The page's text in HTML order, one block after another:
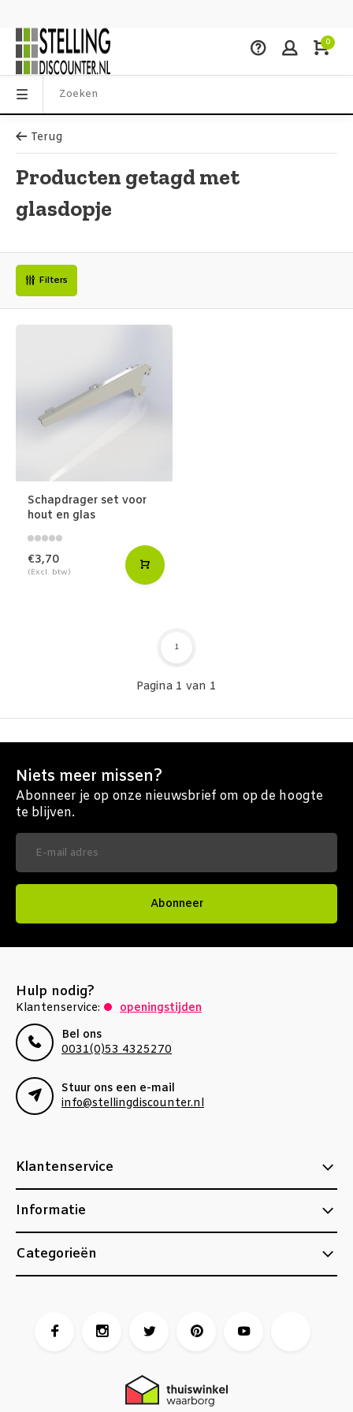
0
Terug
Producten getagd met
glasdopje
Filters
Schapdrager set voor
hout en glas
€3,70
(Excl. btw)
Pagina 1 van 1
1
Niets meer missen?
Abonneer je op onze nieuwsbrief om op de hoogte
te blijven.
Abonneer
Hulp nodig?
Klantenservice:
openingstijden
Bel ons
0031(0)53 4325270
Stuur ons een e-mail
info@stellingdiscounter.nl
Klantenservice
Informatie
Categorieën